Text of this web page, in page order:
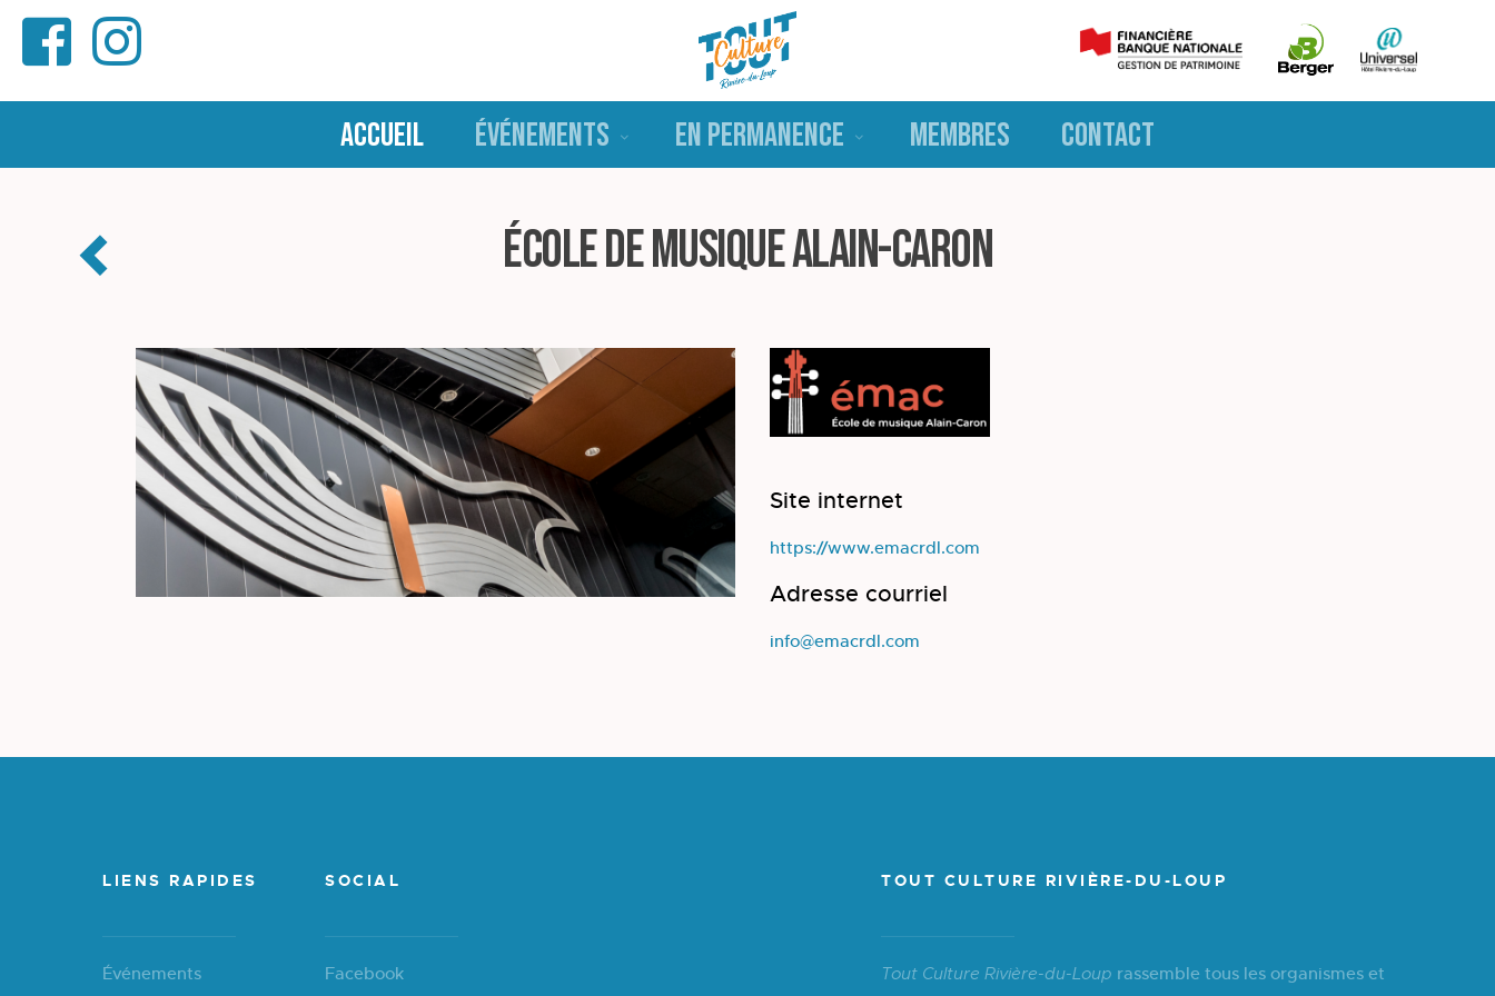
ACCUEIL ÉVÉNEMENTS EN PERMANENCE MEMBRES CONTACT
École de musique Alain-Caron
Site internet
https://www.emacrdl.com
Adresse courriel
info@emacrdl.com
LIENS RAPIDES
Événements
SOCIAL
Facebook
TOUT CULTURE RIVIÈRE-DU-LOUP
Tout Culture Rivière-du-Loup rassemble tous les organismes et